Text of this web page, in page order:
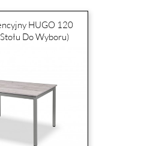
HUGO 120
Do Wyboru)